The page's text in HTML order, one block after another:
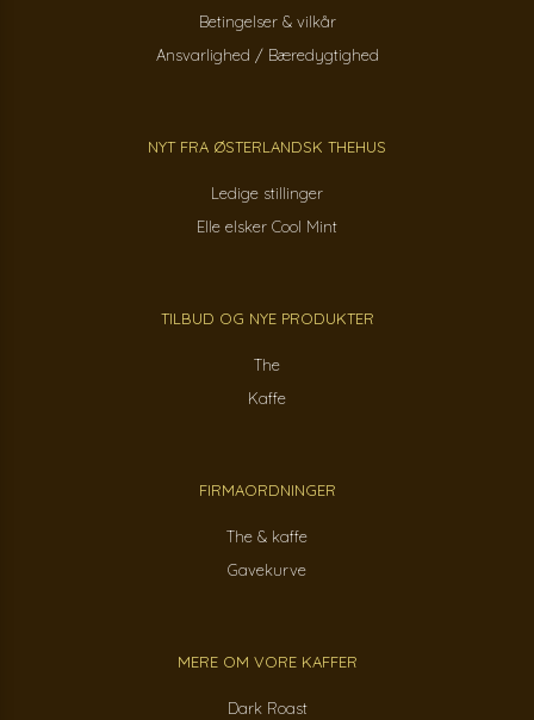
Betingelser & vilkår
Ansvarlighed / Bæredygtighed
NYT FRA ØSTERLANDSK THEHUS
Ledige stillinger
Elle elsker Cool Mint
TILBUD OG NYE PRODUKTER
The
Kaffe
FIRMAORDNINGER
The & kaffe
Gavekurve
MERE OM VORE KAFFER
Dark Roast